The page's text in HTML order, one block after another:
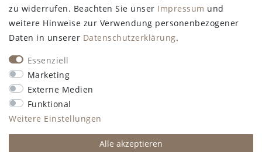
zu widerrufen. Beachten Sie unser Impressum und
weitere Hinweise zur Verwendung personenbezogener
Daten in unserer Daten­schutz­erklärung.
Essenziell
Marketing
Externe Medien
Funktional
Weitere Einstellungen
Alle akzeptieren